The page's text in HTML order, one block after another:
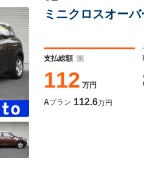
ミニクロスオー
支払総額
112 万円
Aプラン 112.6万円